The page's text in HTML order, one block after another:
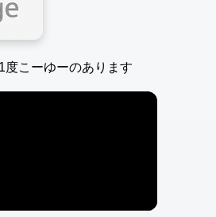
度こーゆーのあります